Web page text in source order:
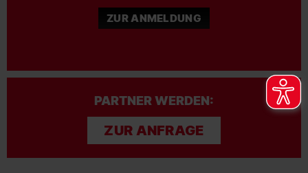
ZUR ANMELDUNG
PARTNER WERDEN:
ZUR ANFRAGE